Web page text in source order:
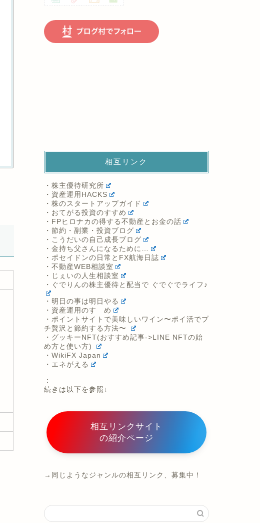
・おてがる投資のすすめ
・FPヒロナカの得する不動産とお金の話
・節約・副業・投資ブログ
・こうだいの自己成長ブログ
・金持ち父さんになるために…
・ポセイドンの日常とFX航海日誌
・不動産WEB相談室
・じぇいの人生相談室
・ぐでりんの株主優待と配当で ぐでぐでライフ♪
・明日の事は明日やる
・資産運用のすゝめ
・ポイントサイトで美味しいワイン〜ポイ活でプ
チ贅沢と節約する方法〜
・グッキーNFT(おすすめ記事->LINE NFTの始
め方と使い方)
・WikiFX Japan
・エネがえる
：
続きは以下を参照↓
相互リンクサイト
→同じようなジャンルの相互リンク、募集中！